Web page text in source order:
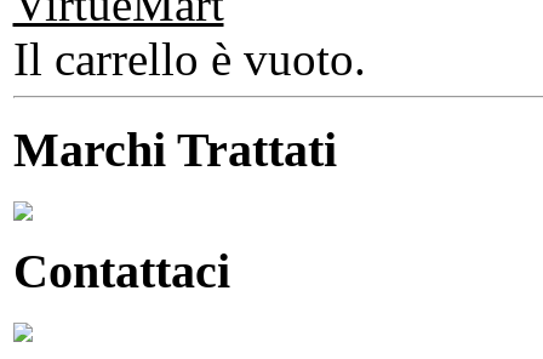
Il carrello è vuoto.
Marchi Trattati
Contattaci